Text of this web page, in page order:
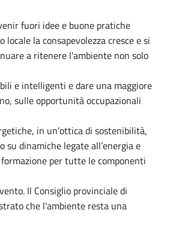
fuori idee e buone pratiche
la consapevolezza cresce e si
a ritenere l'ambiente non solo
e intelligenti e dare una maggiore
sulle opportunità occupazionali
in un’ottica di sostenibilità,
dinamiche legate all’energia e
per tutte le componenti
Il Consiglio provinciale di
che l'ambiente resta una